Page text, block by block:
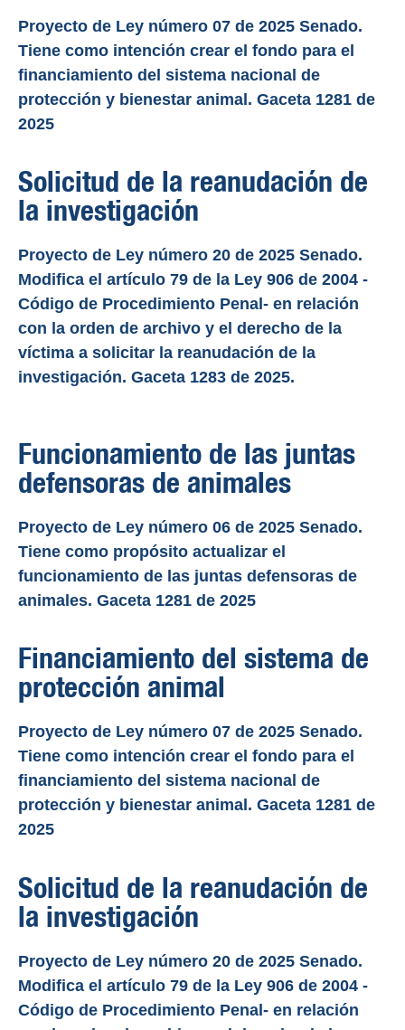
Proyecto de Ley número 07 de 2025 Senado.
Tiene como intención crear el fondo para el
financiamiento del sistema nacional de
protección y bienestar animal. Gaceta 1281 de
2025
Solicitud de la reanudación de
la investigación
Proyecto de Ley número 20 de 2025 Senado.
Modifica el artículo 79 de la Ley 906 de 2004 -
Código de Procedimiento Penal- en relación
con la orden de archivo y el derecho de la
víctima a solicitar la reanudación de la
investigación. Gaceta 1283 de 2025.
Funcionamiento de las juntas
defensoras de animales
Proyecto de Ley número 06 de 2025 Senado.
Tiene como propósito actualizar el
funcionamiento de las juntas defensoras de
animales. Gaceta 1281 de 2025
Financiamiento del sistema de
protección animal
Proyecto de Ley número 07 de 2025 Senado.
Tiene como intención crear el fondo para el
financiamiento del sistema nacional de
protección y bienestar animal. Gaceta 1281 de
2025
Solicitud de la reanudación de
la investigación
Proyecto de Ley número 20 de 2025 Senado.
Modifica el artículo 79 de la Ley 906 de 2004 -
Código de Procedimiento Penal- en relación